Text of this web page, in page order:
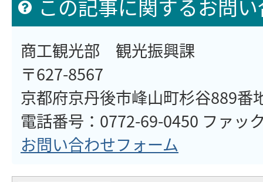
この記事に関するお問
商工観光部 観光振興課
〒627-8567
京都府京丹後市峰山町杉谷889番
電話番号：0772-69-0450 ファッ
お問い合わせフォーム